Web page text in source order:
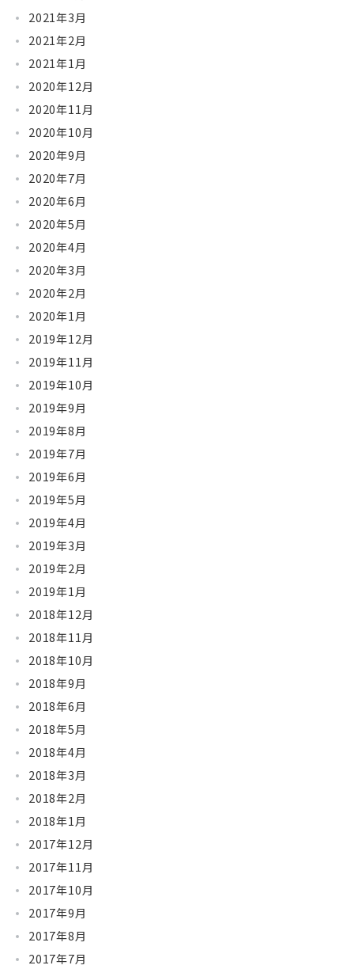
2021年3月
2021年2月
2021年1月
2020年12月
2020年11月
2020年10月
2020年9月
2020年7月
2020年6月
2020年5月
2020年4月
2020年3月
2020年2月
2020年1月
2019年12月
2019年11月
2019年10月
2019年9月
2019年8月
2019年7月
2019年6月
2019年5月
2019年4月
2019年3月
2019年2月
2019年1月
2018年12月
2018年11月
2018年10月
2018年9月
2018年6月
2018年5月
2018年4月
2018年3月
2018年2月
2018年1月
2017年12月
2017年11月
2017年10月
2017年9月
2017年8月
2017年7月